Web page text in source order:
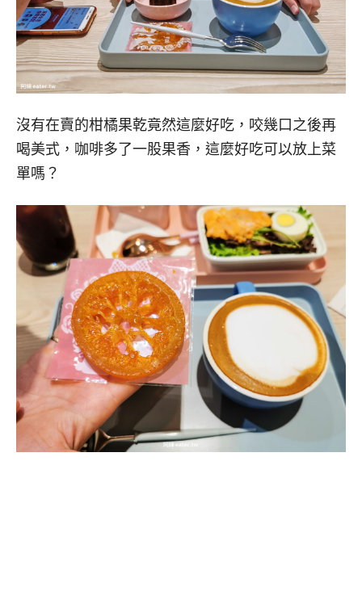
沒有在賣的柑橘果乾竟然這麼好吃，咬幾口之後再
喝美式，咖啡多了一股果香，這麼好吃可以放上菜
單嗎？